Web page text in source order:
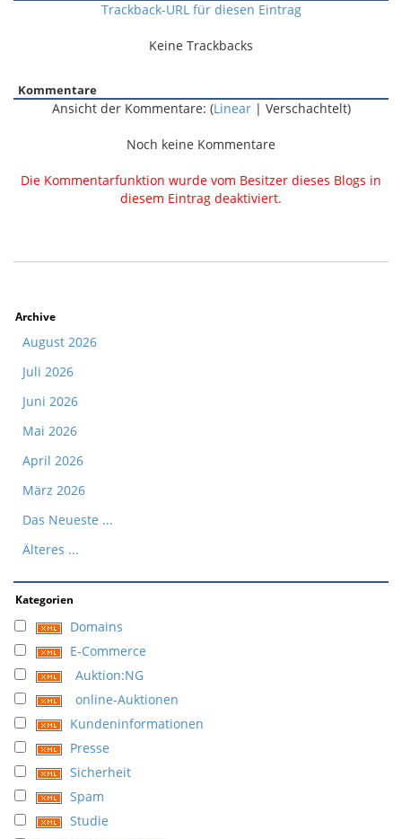
Trackback-URL für diesen Eintrag
Keine Trackbacks
Kommentare
Ansicht der Kommentare: (Linear| Verschachtelt)
Noch keine Kommentare
Die Kommentarfunktion wurde vom Besitzer dieses Blogs in
diesem Eintrag deaktiviert.
Archive
August 2026
Juli 2026
Juni 2026
Mai 2026
April 2026
März 2026
Das Neueste ...
Älteres ...
Kategorien
Domains
E-Commerce
Auktion:NG
online-Auktionen
Kundeninformationen
Presse
Sicherheit
Spam
Studie